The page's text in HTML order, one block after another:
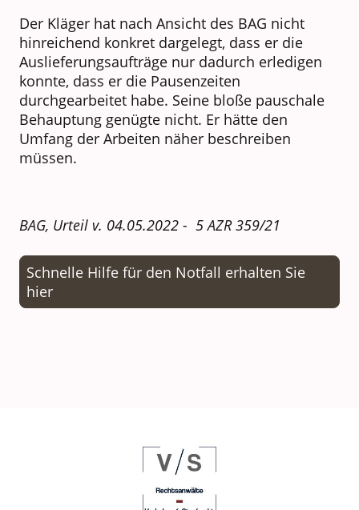
Der Kläger hat nach Ansicht des BAG nicht
hinreichend konkret dargelegt, dass er die
Auslieferungsaufträge nur dadurch erledigen
konnte, dass er die Pausenzeiten
durchgearbeitet habe. Seine bloße pauschale
Behauptung genügte nicht. Er hätte den
Umfang der Arbeiten näher beschreiben
müssen.
BAG, Urteil v. 04.05.2022 - 5 AZR 359/21
Schnelle Hilfe für den Notfall erhalten Sie
hier